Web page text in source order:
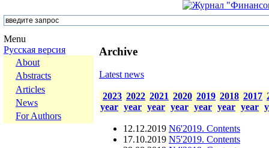
Menu
Русская версия
About
Abstracts
Articles
News
For Authors
Archive
Latest news
2023
year
2022
year
2021
year
2020
year
2019
year
2018
year
2017
year
12.12.2019 N6'2019. Contents
17.10.2019 N5'2019. Contents